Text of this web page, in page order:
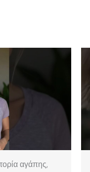
αγάπης,